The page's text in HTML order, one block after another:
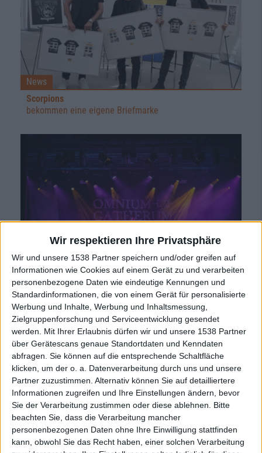
Wir respektieren Ihre Privatsphäre
Wir und unsere 1538 Partner speichern und/oder greifen auf
Informationen wie Cookies auf einem Gerät zu und verarbeiten
personenbezogene Daten wie eindeutige Kennungen und
Standardinformationen, die von einem Gerät für personalisierte
Werbung und Inhalte, Werbung und Inhaltsmessung,
Zielgruppenforschung und Serviceentwicklung gesendet
werden.
Mit Ihrer Erlaubnis dürfen wir und unsere 1538 Partner
über Gerätescans genaue Standortdaten und Kenndaten
abfragen. Sie können auf die entsprechende Schaltfläche
klicken, um der o. a. Datenverarbeitung durch uns und unsere
Partner zuzustimmen. Alternativ können Sie auf detailliertere
Informationen zugreifen und Ihre Einstellungen ändern, bevor
Sie der Verarbeitung zustimmen oder diese ablehnen.
Bitte
beachten Sie, dass die Verarbeitung mancher
personenbezogenen Daten ohne Ihre Einwilligung stattfinden
kann, obwohl Sie das Recht haben, einer solchen Verarbeitung
News
Scorpions
bekommen eine eigene Briefmarke
News
Omnium Gatherum
huldigen dem letzten Helden